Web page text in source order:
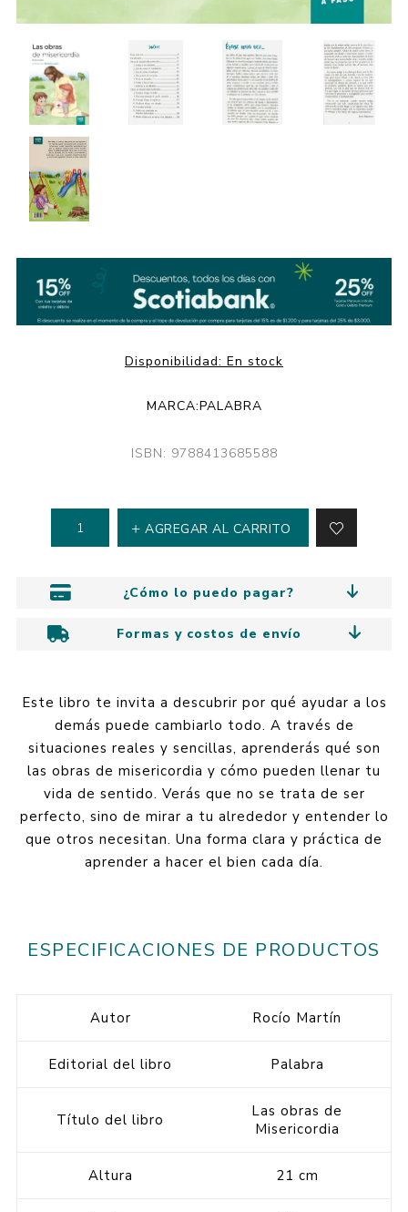
Disponibilidad: En stock
MARCA:PALABRA
ISBN: 9788413685588
AGREGAR AL CARRITO
¿Cómo lo puedo pagar?
Formas y costos de envío
Este libro te invita a descubrir por qué ayudar a los
demás puede cambiarlo todo. A través de
situaciones reales y sencillas, aprenderás qué son
las obras de misericordia y cómo pueden llenar tu
vida de sentido. Verás que no se trata de ser
perfecto, sino de mirar a tu alrededor y entender lo
que otros necesitan. Una forma clara y práctica de
aprender a hacer el bien cada día.
ESPECIFICACIONES DE PRODUCTOS
Autor Rocío Martín
Editorial del libro Palabra
Título del libro
Las obras de
Misericordia
Altura 21 cm